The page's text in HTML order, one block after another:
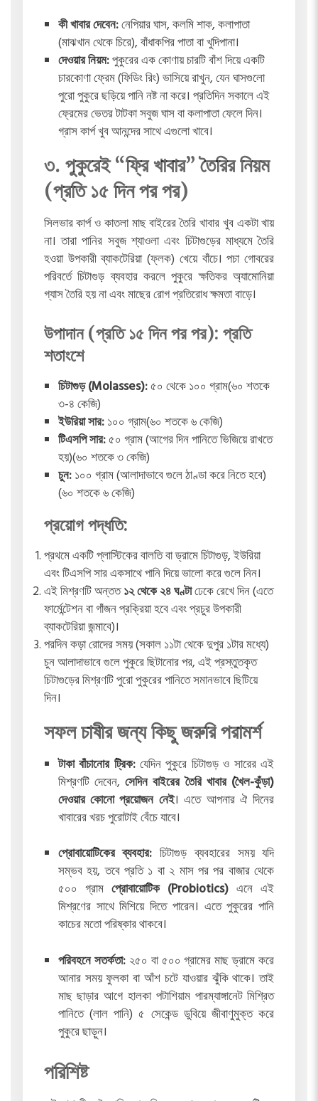
কী খাবার দেবেন:নেপিয়ার ঘাস, কলমি শাক, কলাপাতা
(মাঝখান থেকে চিরে), বাঁধাকপির পাতা বা খুদিপানা।
দেওয়ার নিয়ম:পুকুরের এক কোণায় চারটি বাঁশ দিয়ে একটি
চারকোণা ফ্রেম (ফিডিং রিং) ভাসিয়ে রাখুন, যেন ঘাসগুলো
পুরো পুকুরে ছড়িয়ে পানি নষ্ট না করে। প্রতিদিন সকালে এই
ফ্রেমের ভেতর টাটকা সবুজ ঘাস বা কলাপাতা ফেলে দিন।
গ্রাস কার্প খুব আনন্দের সাথে এগুলো খাবে।
৩. পুকুরেই “ফ্রি খাবার” তৈরির নিয়ম
(প্রতি ১৫ দিন পর পর)
সিলভার কার্প ও কাতলা মাছ বাইরের তৈরি খাবার খুব একটা খায়
না। তারা পানির সবুজ শ্যাওলা এবং চিটাগুড়ের মাধ্যমে তৈরি
হওয়া উপকারী ব্যাকটেরিয়া (ফ্লক) খেয়ে বাঁচে। পচা গোবরের
পরিবর্তে চিটাগুড় ব্যবহার করলে পুকুরে ক্ষতিকর অ্যামোনিয়া
গ্যাস তৈরি হয় না এবং মাছের রোগ প্রতিরোধ ক্ষমতা বাড়ে।
উপাদান (প্রতি ১৫ দিন পর পর): প্রতি
শতাংশে
চিটাগুড় (Molasses):৫০ থেকে ১০০ গ্রাম(৬০ শতকে
৩-৪ কেজি)
ইউরিয়া সার:১০০ গ্রাম(৬০ শতকে ৬ কেজি)
টিএসপি সার:৫০ গ্রাম (আগের দিন পানিতে ভিজিয়ে রাখতে
হয়)(৬০ শতকে ৩ কেজি)
চুন:১০০ গ্রাম (আলাদাভাবে গুলে ঠাণ্ডা করে নিতে হবে)
(৬০ শতকে ৬ কেজি)
প্রয়োগ পদ্ধতি:
প্রথমে একটি প্লাস্টিকের বালতি বা ড্রামে চিটাগুড়, ইউরিয়া
এবং টিএসপি সার একসাথে পানি দিয়ে ভালো করে গুলে নিন।
এই মিশ্রণটি অন্তত১২ থেকে ২৪ ঘণ্টাঢেকে রেখে দিন (এতে
ফার্মেন্টেশন বা গাঁজন প্রক্রিয়া হবে এবং প্রচুর উপকারী
ব্যাকটেরিয়া জন্মাবে)।
পরদিন কড়া রোদের সময় (সকাল ১১টা থেকে দুপুর ১টার মধ্যে)
চুন আলাদাভাবে গুলে পুকুরে ছিটানোর পর, এই প্রস্তুতকৃত
চিটাগুড়ের মিশ্রণটি পুরো পুকুরের পানিতে সমানভাবে ছিটিয়ে
দিন।
সফল চাষীর জন্য কিছু জরুরি পরামর্শ
টাকা বাঁচানোর ট্রিক:যেদিন পুকুরে চিটাগুড় ও সারের এই
মিশ্রণটি দেবেন,সেদিন বাইরের তৈরি খাবার (খৈল-কুঁড়া)
দেওয়ার কোনো প্রয়োজন নেই। এতে আপনার ঐ দিনের
খাবারের খরচ পুরোটাই বেঁচে যাবে।
প্রোবায়োটিকের ব্যবহার: চিটাগুড় ব্যবহারের সময় যদি
সম্ভব হয়, তবে প্রতি ১ বা ২ মাস পর পর বাজার থেকে
৫০০ গ্রাম প্রোবায়োটিক (Probiotics) এনে এই
মিশ্রণের সাথে মিশিয়ে দিতে পারেন। এতে পুকুরের পানি
কাচের মতো পরিষ্কার থাকবে।
পরিবহনে সতর্কতা:২৫০ বা ৫০০ গ্রামের মাছ ড্রামে করে
আনার সময় ফুলকা বা আঁশ চটে যাওয়ার ঝুঁকি থাকে। তাই
মাছ ছাড়ার আগে হালকা পটাশিয়াম পারম্যাঙ্গানেট মিশ্রিত
পানিতে (লাল পানি) ৫ সেকেন্ড ডুবিয়ে জীবাণুমুক্ত করে
পুকুরে ছাড়ুন।
পরিশিষ্ট